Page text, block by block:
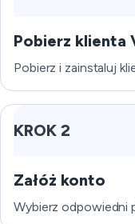
Pobierz klienta
Pobierz i zainstaluj
KROK 2
Załóż konto
Wybierz odpowiedni